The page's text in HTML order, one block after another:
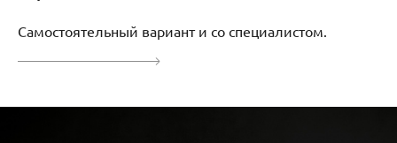
Самостоятельный вариант и со специалистом.